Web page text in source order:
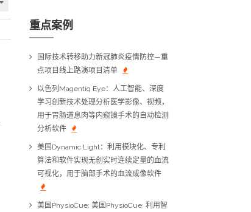
重点案例
国际技术转移助力新冠肺炎疫情防控—重
点项目线上路演项目清单
以色列Magentiq Eye：人工智能、深度
学习创新技术处理分析医学影像、视频，
用于胃肠道息肉等内窥镜手术的自动检测
分析软件
美国Dynamic Light：利用模块化、专利
算法和软件实现无创实时连续定量的血流
可视化，用于脑部手术的血流成像软件
美国PhysioCue: 美国PhysioCue: 利用智